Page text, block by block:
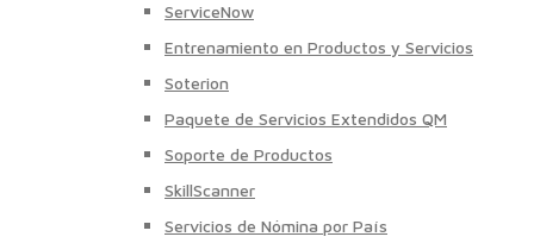
ServiceNow
Entrenamiento en Productos y Servicios
Soterion
Paquete de Servicios Extendidos QM
Soporte de Productos
SkillScanner
Servicios de Nómina por País